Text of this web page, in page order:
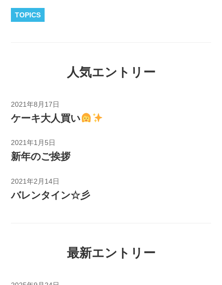
TOPICS
人気エントリー
2021年8月17日
ケーキ大人買い
2021年1月5日
新年のご挨拶
2021年2月14日
バレンタイン☆彡
最新エントリー